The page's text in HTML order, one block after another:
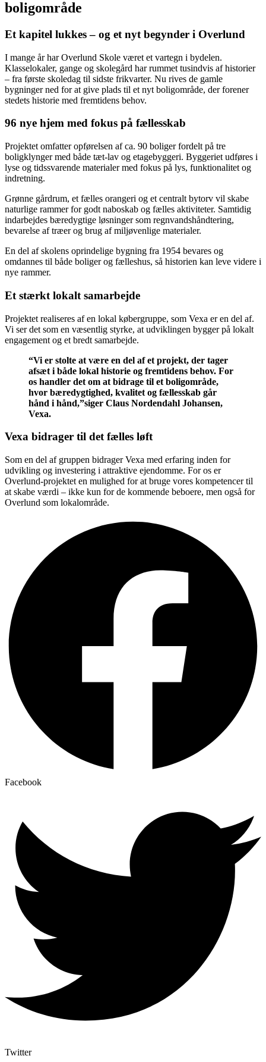
boligområde
Et kapitel lukkes – og et nyt begynder i Overlund
I mange år har Overlund Skole været et vartegn i bydelen.
Klasselokaler, gange og skolegård har rummet tusindvis af historier
– fra første skoledag til sidste frikvarter. Nu rives de gamle
bygninger ned for at give plads til et nyt boligområde, der forener
stedets historie med fremtidens behov.
96 nye hjem med fokus på fællesskab
Projektet omfatter opførelsen af ca. 90 boliger fordelt på tre
boligklynger med både tæt-lav og etagebyggeri. Byggeriet udføres i
lyse og tidssvarende materialer med fokus på lys, funktionalitet og
indretning.
Grønne gårdrum, et fælles orangeri og et centralt bytorv vil skabe
naturlige rammer for godt naboskab og fælles aktiviteter. Samtidig
indarbejdes bæredygtige løsninger som regnvandshåndtering,
bevarelse af træer og brug af miljøvenlige materialer.
En del af skolens oprindelige bygning fra 1954 bevares og
omdannes til både boliger og fælleshus, så historien kan leve videre i
nye rammer.
Et stærkt lokalt samarbejde
Projektet realiseres af en lokal købergruppe, som Vexa er en del af.
Vi ser det som en væsentlig styrke, at udviklingen bygger på lokalt
engagement og et bredt samarbejde.
“Vi er stolte at være en del af et projekt, der tager
afsæt i både lokal historie og fremtidens behov. For
os handler det om at bidrage til et boligområde,
hvor bæredygtighed, kvalitet og fællesskab går
hånd i hånd,”siger Claus Nordendahl Johansen,
Vexa.
Vexa bidrager til det fælles løft
Som en del af gruppen bidrager Vexa med erfaring inden for
udvikling og investering i attraktive ejendomme. For os er
Overlund-projektet en mulighed for at bruge vores kompetencer til
at skabe værdi – ikke kun for de kommende beboere, men også for
Overlund som lokalområde.
Facebook
Twitter